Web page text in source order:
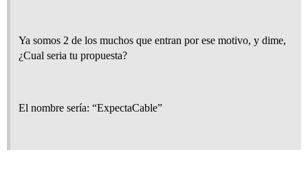
Ya somos 2 de los muchos que entran por ese motivo, y dime,
¿Cual seria tu propuesta?
El nombre sería: “ExpectaCable”